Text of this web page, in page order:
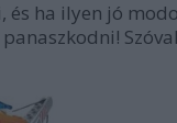
és ha ilyen jó